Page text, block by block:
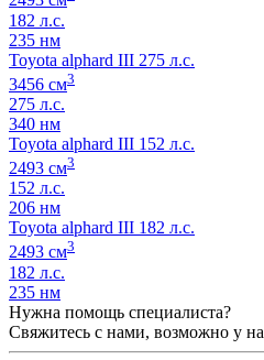
182 л.с.
235 нм
Toyota alphard III 275 л.с.
3456 см3
275 л.с.
340 нм
Toyota alphard III 152 л.с.
2493 см3
152 л.с.
206 нм
Toyota alphard III 182 л.с.
2493 см3
182 л.с.
235 нм
Нужна помощь специалиста?
Свяжитесь с нами, возможно у